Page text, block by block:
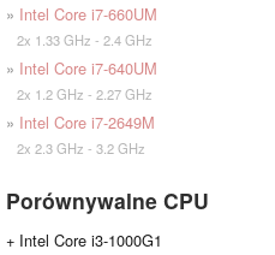
» Intel Core i7-660UM
2x 1.33 GHz - 2.4 GHz
» Intel Core i7-640UM
2x 1.2 GHz - 2.27 GHz
» Intel Core i7-2649M
2x 2.3 GHz - 3.2 GHz
Porównywalne CPU
+ Intel Core i3-1000G1